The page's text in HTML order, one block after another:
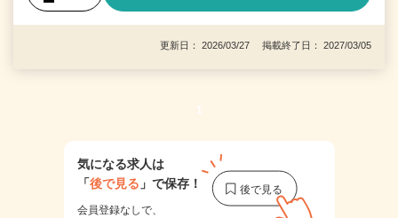
更新日： 2026/03/27 掲載終了日： 2027/03/05
1
気になる求人は
「後で見る 」で保存！
会員登録なしで、